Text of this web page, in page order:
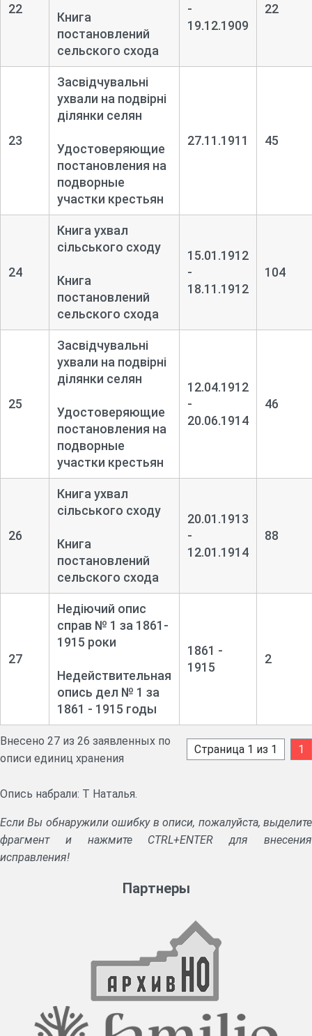
22
Книга
постановлений
сельского схода
-
19.12.1909
22
23
Засвідчувальні
ухвали на подвірні
ділянки селян
Удостоверяющие
постановления на
подворные
участки крестьян
27.11.1911 45
24
Книга ухвал
сільського сходу
Книга
постановлений
сельского схода
15.01.1912
-
18.11.1912
104
25
Засвідчувальні
ухвали на подвірні
ділянки селян
Удостоверяющие
постановления на
подворные
участки крестьян
12.04.1912
-
20.06.1914
46
26
Книга ухвал
сільського сходу
Книга
постановлений
сельского схода
20.01.1913
-
12.01.1914
88
27
Недіючий опис
справ № 1 за 1861-
1915 роки
Недействительная
опись дел № 1 за
1861 - 1915 годы
1861 -
1915
2
Внесено 27 из 26 заявленных по
описи единиц хранения
Страница 1 из 1 1
Опись набрали: Т Наталья.
Если Вы обнаружили ошибку в описи, пожалуйста, выделите
фрагмент и нажмите CTRL+ENTER для внесения
исправления!
Партнеры